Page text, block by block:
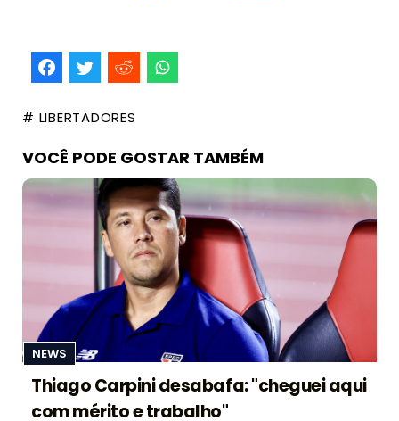
# LIBERTADORES
VOCÊ PODE GOSTAR TAMBÉM
NEWS
Thiago Carpini desabafa: "cheguei aqui
com mérito e trabalho"